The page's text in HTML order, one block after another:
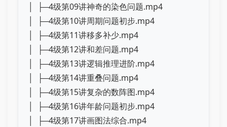
│ ├─4级第09讲神奇的染色问题.mp4
│ ├─4级第10讲周期问题初步.mp4
│ ├─4级第11讲移多补少.mp4
│ ├─4级第12讲和差问题.mp4
│ ├─4级第13讲逻辑推理进阶.mp4
│ ├─4级第14讲重叠问题.mp4
│ ├─4级第15讲复杂的数阵图.mp4
│ ├─4级第16讲年龄问题初步.mp4
│ ├─4级第17讲画图法综合.mp4